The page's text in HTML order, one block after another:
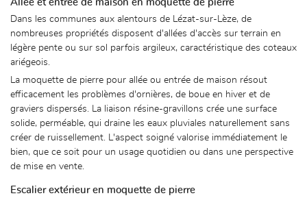
Allée et entrée de maison en moquette de pierre
Dans les communes aux alentours de Lézat-sur-Lèze, de
nombreuses propriétés disposent d'allées d'accès sur terrain en
légère pente ou sur sol parfois argileux, caractéristique des coteaux
ariégeois.
La moquette de pierre pour allée ou entrée de maison résout
efficacement les problèmes d'ornières, de boue en hiver et de
graviers dispersés. La liaison résine-gravillons crée une surface
solide, perméable, qui draine les eaux pluviales naturellement sans
créer de ruissellement. L'aspect soigné valorise immédiatement le
bien, que ce soit pour un usage quotidien ou dans une perspective
de mise en vente.
Escalier extérieur en moquette de pierre